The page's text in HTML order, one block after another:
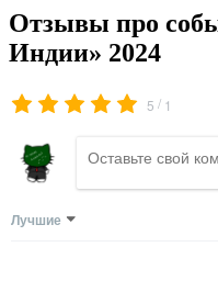
Отзывы про
Индии» 2024
5 / 1
Лучшие